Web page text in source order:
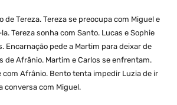
de Tereza. Tereza se preocupa com Miguel e
Tereza sonha com Santo. Lucas e Sophie
Encarnação pede a Martim para deixar de
de Afrânio. Martim e Carlos se enfrentam.
com Afrânio. Bento tenta impedir Luzia de ir
conversa com Miguel.